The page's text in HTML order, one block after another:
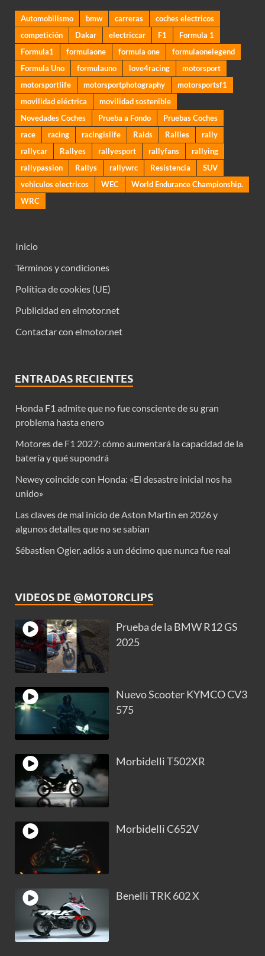
Automobilismo bmw carreras
coches electricos
competición
Dakar electriccar F1
Formula 1
Formula1
formulaone formula one
formulaonelegend
Formula Uno
formulauno love4racing
motorsport
motorsportlife
motorsportphotography
motorsportsf1
movilidad eléctrica
movilidad sostenible
Novedades Coches
Prueba a Fondo
Pruebas Coches
race
racing racingislife Raids Rallies
rally
rallycar
Rallyes rallyesport rallyfans
rallying
rallypassion
Rallys rallywrc Resistencia
SUV
vehiculos electricos
WEC
World Endurance Championship.
WRC
Inicio
Términos y condiciones
Política de cookies (UE)
Publicidad en elmotor.net
Contactar con elmotor.net
ENTRADAS RECIENTES
Honda F1 admite que no fue consciente de su gran
problema hasta enero
Motores de F1 2027: cómo aumentará la capacidad de la
batería y qué supondrá
Newey coincide con Honda: «El desastre inicial nos ha
unido»
Las claves de mal inicio de Aston Martin en 2026 y
algunos detalles que no se sabían
Sébastien Ogier, adiós a un décimo que nunca fue real
VIDEOS DE @MOTORCLIPS
Prueba de la BMW R12 GS
2025
Nuevo Scooter KYMCO CV3
575
Morbidelli T502XR
Morbidelli C652V
Benelli TRK 602 X